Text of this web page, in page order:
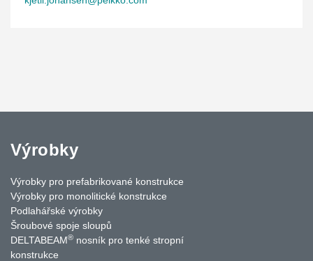
Výrobky
Výrobky pro prefabrikované konstrukce
Výrobky pro monolitické konstrukce
Podlahářské výrobky
Šroubové spoje sloupů
DELTABEAM® nosník pro tenké stropní
konstrukce